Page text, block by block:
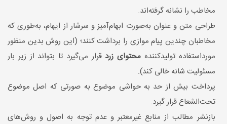
مخاطب را نشانه گرفته‌اند.
طراحی متن و عنوان به‌صورت ابهام‌آمیز و سرشار از ایهام، به‌طوری که
مخاطبان چندین پیام موازی را برداشت کنند؛ (این روش بدین منظور
مورداستفاده تولیدکننده محتوای زرد قرار می‌گیرد تا بتواند از زیر بار
مسئولیت شانه خالی کند).
پرداخت بیش از حد به حواشی موضوع به صورتی که اصل موضوع
تحت‌الشعاع قرار گیرد.
بازنشر مطالب از منابع غیرمعتبر و عدم توجه به اصول و روش‌های